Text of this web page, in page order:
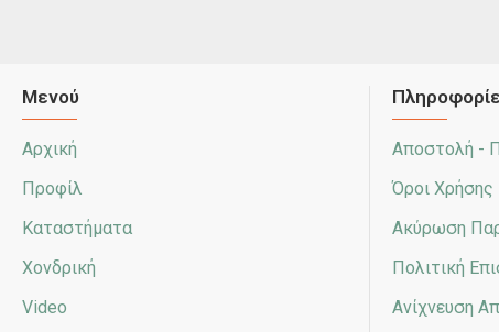
Μενού
Αρχική
Προφίλ
Καταστήματα
Χονδρική
Video
Αποστολή -
Όροι Χρήσης
Ακύρωση
Πολιτική
Ανίχνευση